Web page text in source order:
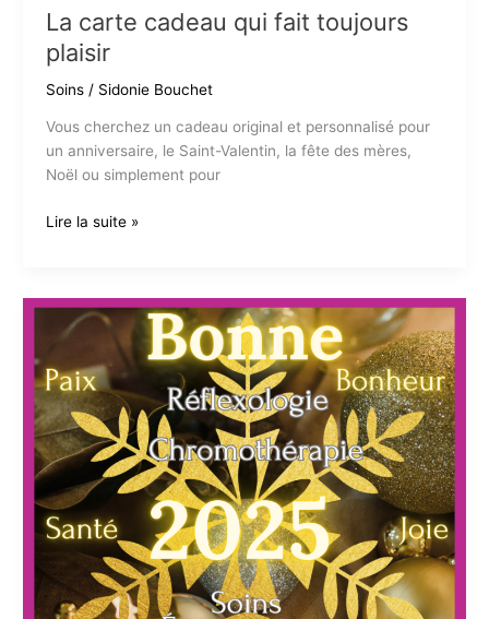
La carte cadeau qui fait toujours
plaisir
Soins/ Sidonie Bouchet
Vous cherchez un cadeau original et personnalisé pour
un anniversaire, le Saint-Valentin, la fête des mères,
Noël ou simplement pour
La
toujours
plaisir
Lire la suite »